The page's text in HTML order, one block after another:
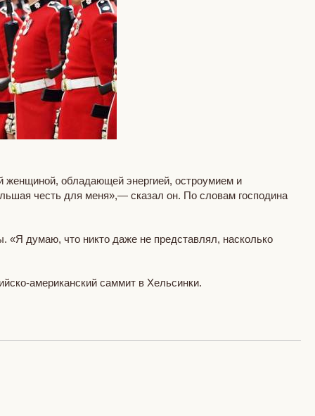
женщиной, обладающей энергией, остроумием и
честь для меня»,— сказал он. По словам господина
«Я думаю, что никто даже не представлял, насколько
американский саммит в Хельсинки.